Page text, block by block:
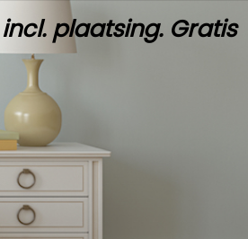
incl. plaatsing. Gratis